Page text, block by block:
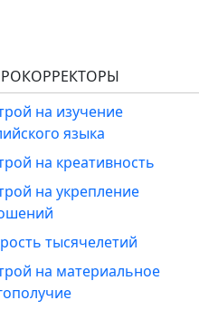
на изучение
языка
на креативность
на укрепление
тысячелетий
на материальное